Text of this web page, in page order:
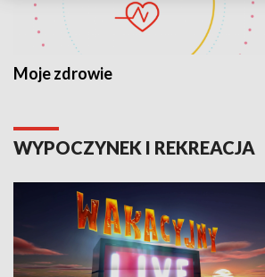
Moje zdrowie
WYPOCZYNEK I REKREACJA